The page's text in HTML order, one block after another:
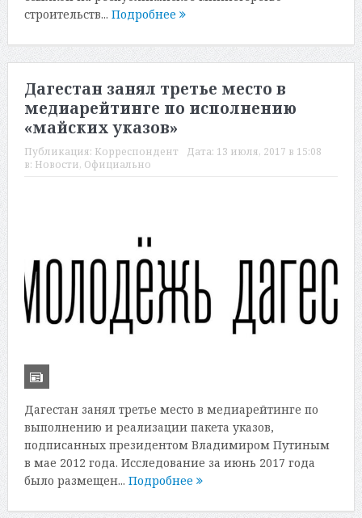
строительств... Подробнее
Дагестан занял третье место в
медиарейтинге по исполнению
«майских указов»
Публикация: Корреспондент Дата: 13 июля, 2017 в 15:08
в: Новости, Официально
Дагестан занял третье место в медиарейтинге по
выполнению и реализации пакета указов,
подписанных президентом Владимиром Путиным
в мае 2012 года. Исследование за июнь 2017 года
было размещен... Подробнее